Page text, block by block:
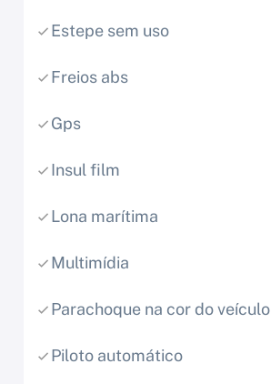
Estepe sem uso
Freios abs
Gps
Insul film
Lona marítima
Multimídia
Parachoque na cor do veículo
Piloto automático